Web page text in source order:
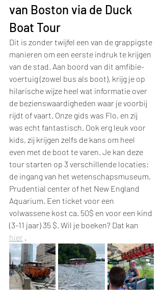
van Boston via de Duck
Boat Tour
Dit is zonder twijfel een van de grappigste
manieren om een eerste indruk te krijgen
van de stad. Aan boord van dit amfibie-
voertuig (zowel bus als boot), krijg je op
hilarische wijze heel wat informatie over
de bezienswaardigheden waar je voorbij
rijdt of vaart. Onze gids was Flo, en zij
was echt fantastisch. Ook erg leuk voor
kids, zij krijgen zelfs de kans om heel
even met de boot te varen. Je kan deze
tour starten op 3 verschillende locaties:
de ingang van het wetenschapsmuseum,
Prudential center of het New England
Aquarium. Een ticket voor een
volwassene kost ca. 50$ en voor een kind
(3-11 jaar) 35 $. Wil je boeken? Dat kan
hier .